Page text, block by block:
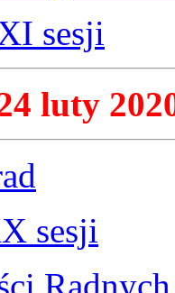
sesji
luty
sesji
Radnych